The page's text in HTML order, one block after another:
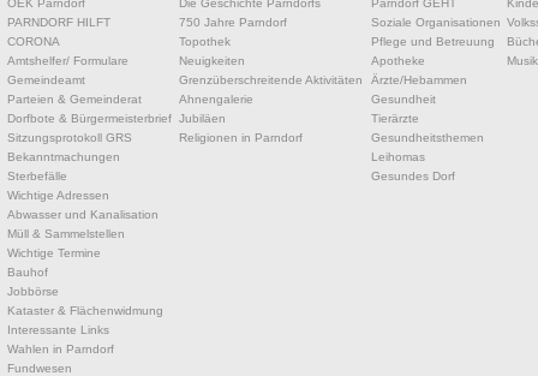
ÖEK Parndorf
PARNDORF HILFT
CORONA
Amtshelfer/ Formulare
Gemeindeamt
Parteien & Gemeinderat
Dorfbote & Bürgermeisterbrief
Sitzungsprotokoll GRS
Bekanntmachungen
Sterbefälle
Wichtige Adressen
Abwasser und Kanalisation
Müll & Sammelstellen
Wichtige Termine
Bauhof
Jobbörse
Kataster & Flächenwidmung
Interessante Links
Wahlen in Parndorf
Fundwesen
Die Geschichte Parndorfs
750 Jahre Parndorf
Topothek
Neuigkeiten
Grenzüberschreitende Aktivitäten
Ahnengalerie
Jubiläen
Religionen in Parndorf
Parndorf GEHT
Soziale Organisationen
Pflege und Betreuung
Apotheke
Ärzte/Hebammen
Gesundheit
Tierärzte
Gesundheitsthemen
Leihomas
Gesundes Dorf